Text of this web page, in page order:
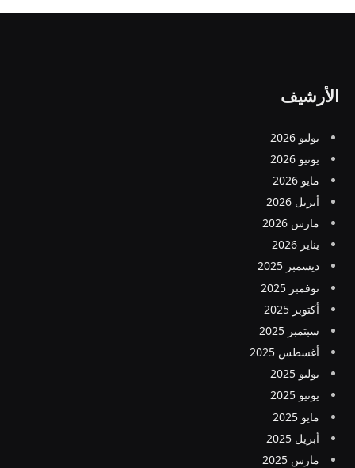
الأرشيف
يوليو 2026
يونيو 2026
مايو 2026
أبريل 2026
مارس 2026
يناير 2026
ديسمبر 2025
نوفمبر 2025
أكتوبر 2025
سبتمبر 2025
أغسطس 2025
يوليو 2025
يونيو 2025
مايو 2025
أبريل 2025
مارس 2025